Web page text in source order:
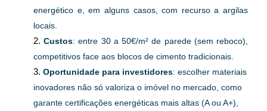
energético e, em alguns casos, com recurso a argilas
locais.
Custos: entre 30 a 50€/m² de parede (sem reboco),
competitivos face aos blocos de cimento tradicionais.
Oportunidade para investidores: escolher materiais
inovadores não só valoriza o imóvel no mercado, como
garante certificações energéticas mais altas (A ou A+),